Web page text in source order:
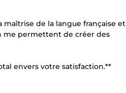
de la langue française et
me permettent de créer des
envers votre satisfaction.**